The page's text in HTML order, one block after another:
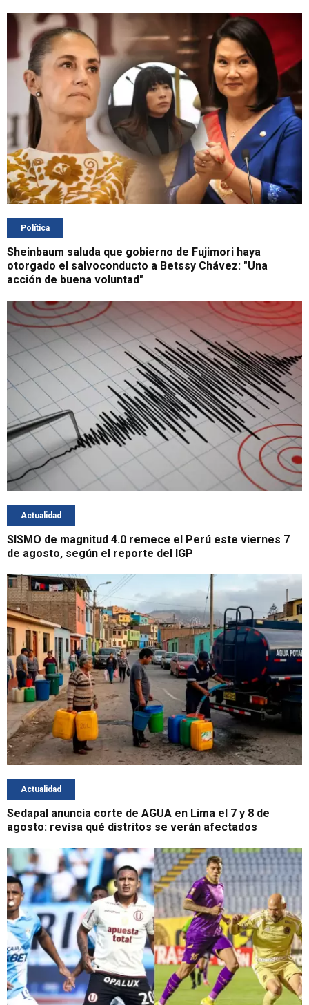
Política
Sheinbaum saluda que gobierno de Fujimori haya
otorgado el salvoconducto a Betssy Chávez: "Una
acción de buena voluntad"
Actualidad
SISMO de magnitud 4.0 remece el Perú este viernes 7
de agosto, según el reporte del IGP
Actualidad
Sedapal anuncia corte de AGUA en Lima el 7 y 8 de
agosto: revisa qué distritos se verán afectados